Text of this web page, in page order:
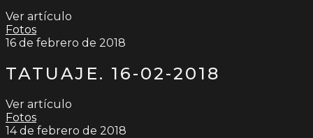
Ver artículo
Fotos
16 de febrero de 2018
TATUAJE. 16-02-2018
Ver artículo
Fotos
14 de febrero de 2018